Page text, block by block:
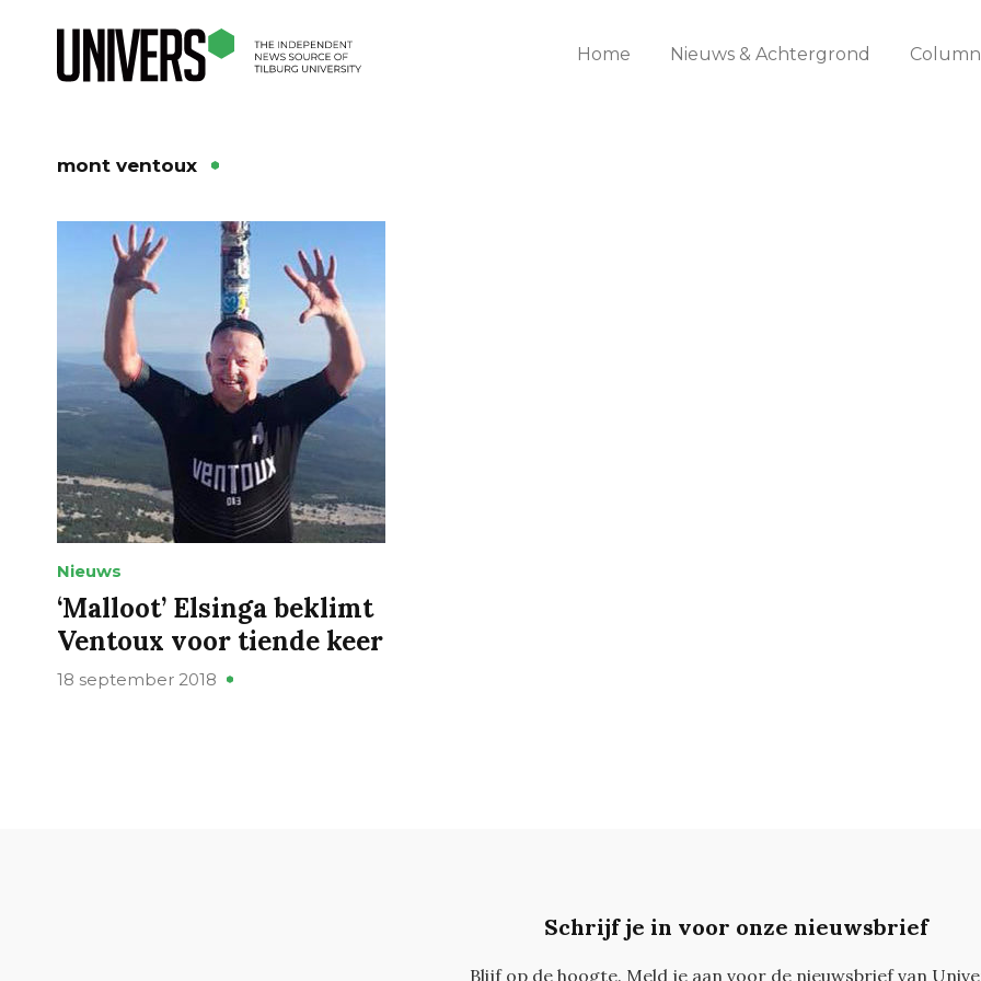
Home Nieuws & Achtergrond
mont ventoux
Nieuws
‘Malloot’ Elsinga beklimt
Ventoux voor tiende keer
18 september 2018
Schrijf je in voor onze nieuwsbrief
Blijf op de hoogte. Meld je aan voor de nieuwsbrief van